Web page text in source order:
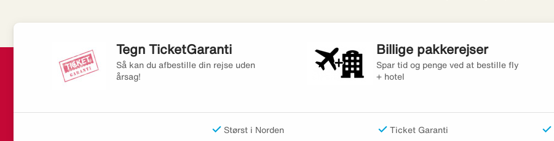
Tegn TicketGaranti
Så kan du afbestille din rejse uden
årsag!
Billige pakkerejser
Spar tid og penge ved at bestille fly
+ hotel
Størst i Norden Ticket Garanti